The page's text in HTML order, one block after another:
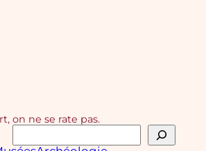
on ne se rate pas.
Rechercher